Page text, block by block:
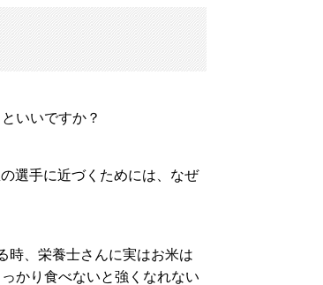
いいですか？
選手に近づくためには、なぜ
時、栄養士さんに実はお米は
かり食べないと強くなれない